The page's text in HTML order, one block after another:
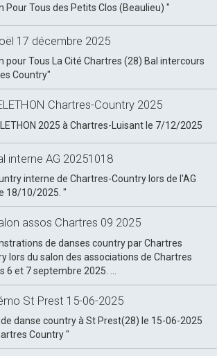
Pour Tous des Petits Clos (Beaulieu) "
17 décembre 2025
pour Tous La Cité Chartres (28) Bal intercours
Country"
Chartres-Country 2025
2025 à Chartres-Luisant le 7/12/2025
interne AG 20251018
interne de Chartres-Country lors de l'AG
18/10/2025. "
assos Chartres 09 2025
de danses country par Chartres
lors du salon des associations de Chartres
6 et 7 septembre 2025. ...
St Prest 15-06-2025
danse country à St Prest(28) le 15-06-2025
Country "